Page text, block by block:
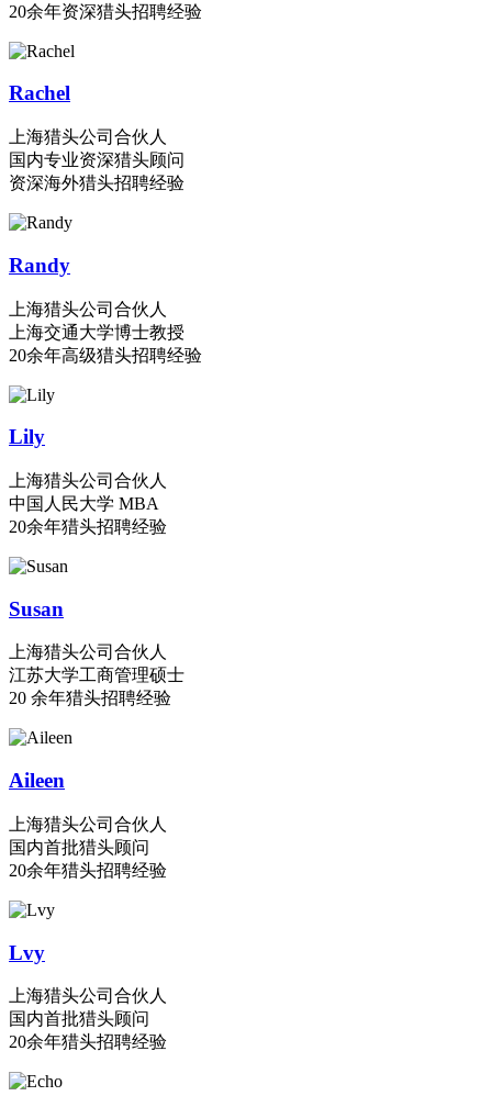
20余年资深猎头招聘经验
Rachel
上海猎头公司合伙人
国内专业资深猎头顾问
资深海外猎头招聘经验
Randy
上海猎头公司合伙人
上海交通大学博士教授
20余年高级猎头招聘经验
Lily
上海猎头公司合伙人
中国人民大学 MBA
20余年猎头招聘经验
Susan
上海猎头公司合伙人
江苏大学工商管理硕士
20 余年猎头招聘经验
Aileen
上海猎头公司合伙人
国内首批猎头顾问
20余年猎头招聘经验
Lvy
上海猎头公司合伙人
国内首批猎头顾问
20余年猎头招聘经验